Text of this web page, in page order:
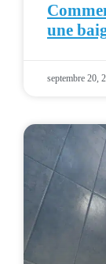
une
septembre 20,